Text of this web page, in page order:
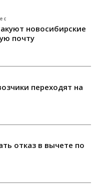
новосибирские
почту
переходят на
отказ в вычете по